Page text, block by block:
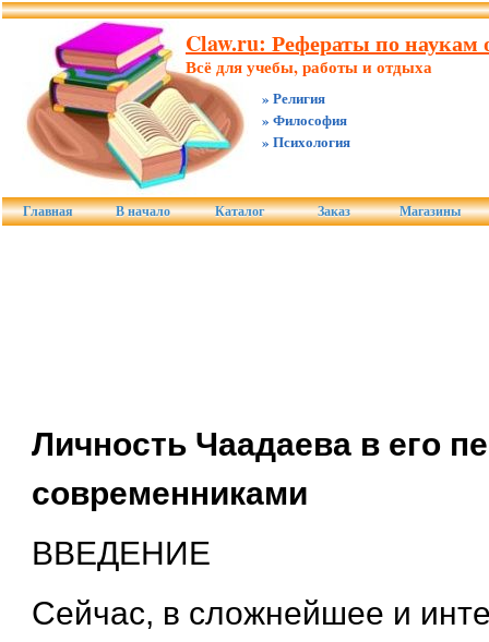
Claw.ru: Рефераты по наукам
Всё для учебы, работы и отдыха
» Религия
» Философия
» Психология
Главная В начало Каталог Заказ Магазины
Личность Чаадаева в его
современниками
ВВЕДЕНИЕ
Сейчас, в сложнейшее и